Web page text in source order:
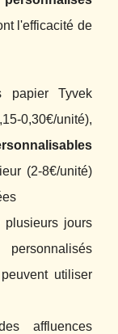
l'efficacité de
papier Tyvek
0,30€/unité),
(2-8€/unité)
jours
utiliser
affluences